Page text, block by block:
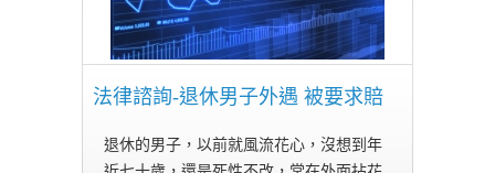
法律諮詢-退休男子外遇 被要求賠
退休的男子，以前就風流花心，沒想到年